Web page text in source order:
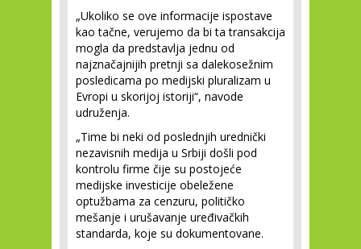
„Ukoliko se ove informacije ispostave
kao tačne, verujemo da bi ta transakcija
mogla da predstavlja jednu od
najznačajnijih pretnji sa dalekosežnim
posledicama po medijski pluralizam u
Evropi u skorijoj istoriji“, navode
udruženja.
„Time bi neki od poslednjih urednički
nezavisnih medija u Srbiji došli pod
kontrolu firme čije su postojeće
medijske investicije obeležene
optužbama za cenzuru, političko
mešanje i urušavanje uređivačkih
standarda, koje su dokumentovane.